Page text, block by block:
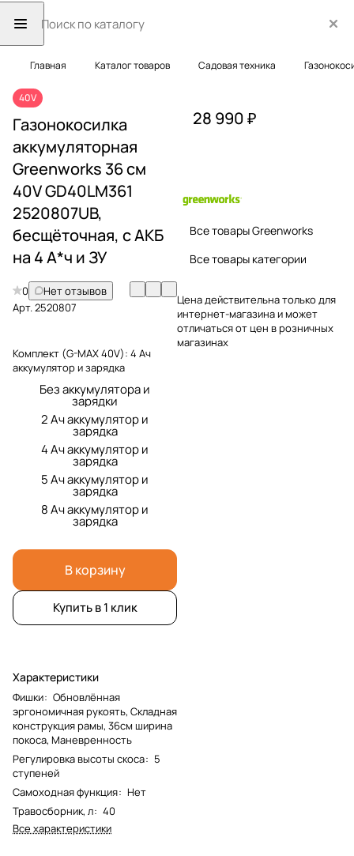
Главная Каталог товаров Садовая техника
40V
Газонокосилка
аккумуляторная
Greenworks 36 см
40V GD40LM361
2520807UB,
бесщёточная, с АКБ
на 4 А*ч и ЗУ
0
Нет отзывов
Арт.2520807
Комплект (G-MAX 40V): 4 Ач
аккумулятор и зарядка
Без аккумулятора и
зарядки
2 Ач аккумулятор и
зарядка
4 Ач аккумулятор и
зарядка
5 Ач аккумулятор и
зарядка
8 Ач аккумулятор и
зарядка
В корзину
Купить в 1 клик
Характеристики
Фишки: Обновлённая
эргономичная рукоять, Складная
конструкция рамы, 36см ширина
покоса, Маневренность
Регулировка высоты скоса: 5
ступеней
Самоходная функция: Нет
Травосборник, л: 40
Все характеристики
28 990 ₽
Все товары Greenworks
Все товары категории
Цена действительна только для
интернет-магазина и может
отличаться от цен в розничных
магазинах